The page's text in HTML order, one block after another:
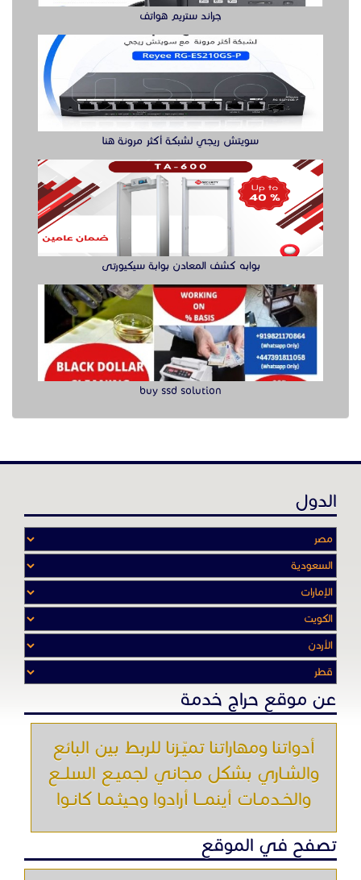
جراند ستريم هواتف
سويتش ريجي لشبكة أكثر مرونة هنا
بوابه كشف المعادن بوابة سيكيورتى
buy ssd solution
الدول
عن موقع حراج خدمة
أدواتنا ومهاراتنا تميّـزنا للربط بين البائع
والشـاري بشكل مجاني لجميـع السلــع
والخـدمـات أينمـــا أرادوا وحيثـمـا كانـوا
تصفح في الموقع